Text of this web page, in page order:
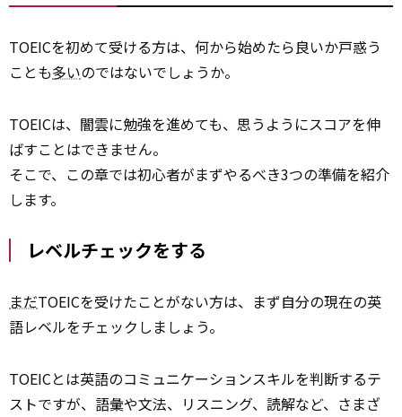
TOEICを初めて受ける方は、何から始めたら良いか戸惑う
ことも多いのではないでしょうか。
TOEICは、闇雲に勉強を進めても、思うようにスコアを伸
ばすことはできません。
そこで、この章では初心者がまずやるべき3つの準備を紹介
します。
レベルチェックをする
まだTOEICを受けたことがない方は、まず自分の現在の英
語レベルをチェックしましょう。
TOEICとは英語のコミュニケーションスキルを判断するテ
ストですが、語彙や文法、リスニング、読解など、さまざ